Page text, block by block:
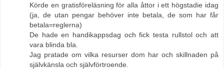
Körde en gratisföreläsning för alla åttor i ett högstadie idag
(ja, de utan pengar behöver inte betala, de som har får
betala=reglerna)
De hade en handikappsdag och fick testa rullstol och att
vara blinda bla.
Jag pratade om vilka resurser dom har och skillnaden på
självkänsla och självförtroende.